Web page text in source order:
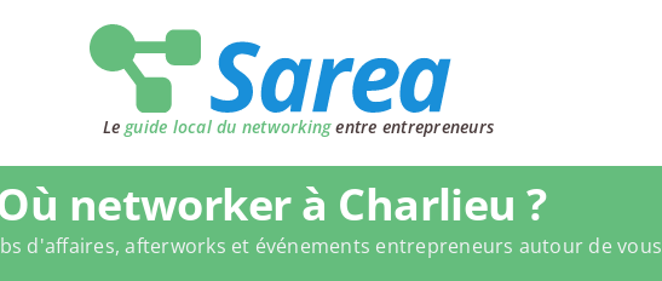
Le guide local du networkingentre entrepreneurs
networker à Charlieu ?
d'affaires, afterworks et événements entrepreneurs autour de vous